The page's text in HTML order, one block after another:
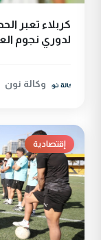
كربلاء تعبر
لدوري نجوم
وكالة نون
إقتصادية